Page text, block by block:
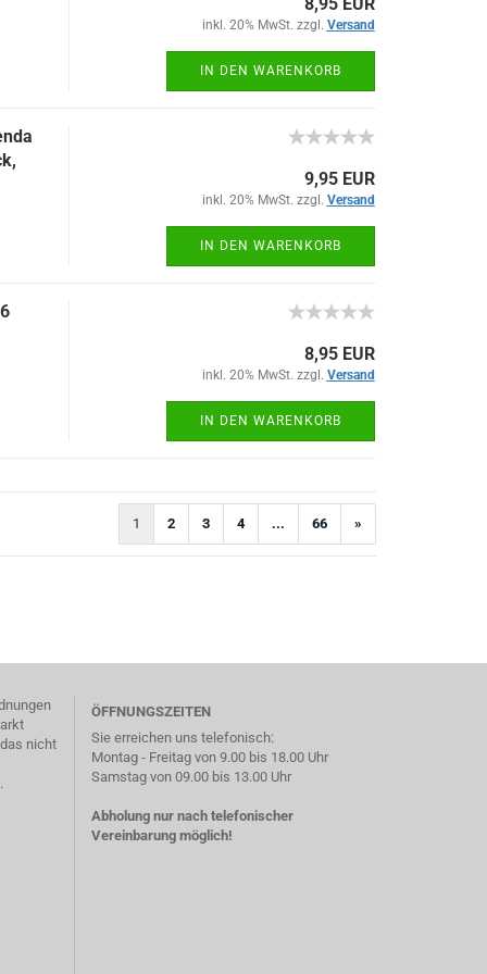
inkl. 20% MwSt. zzgl. Versand
IN DEN WARENKORB
9,95 EUR
inkl. 20% MwSt. zzgl. Versand
IN DEN WARENKORB
8,95 EUR
inkl. 20% MwSt. zzgl. Versand
IN DEN WARENKORB
1 2 3 4 ... 66 »
nicht
ÖFFNUNGSZEITEN
Sie erreichen uns telefonisch:
Montag - Freitag von 9.00 bis 18.00 Uhr
Samstag von 09.00 bis 13.00 Uhr
Abholung nur nach telefonischer
Vereinbarung möglich!